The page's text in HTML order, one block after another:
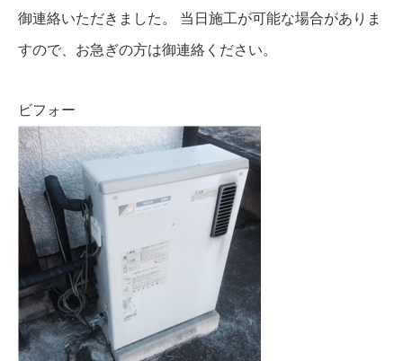
御連絡いただきました。 当日施工が可能な場合がありま
すので、お急ぎの方は御連絡ください。
ビフォー